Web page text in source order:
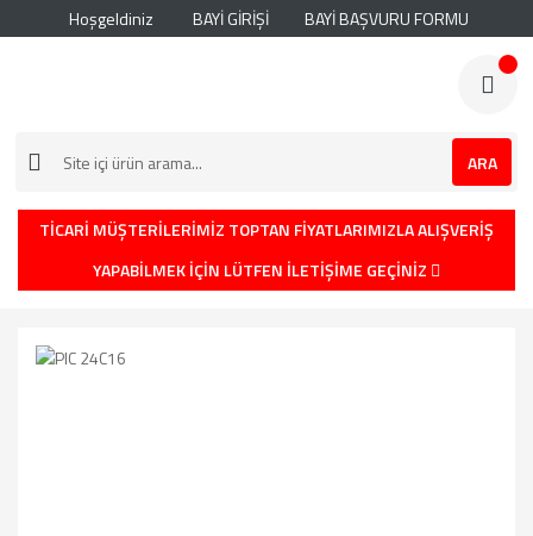
Hoşgeldiniz BAYİ GİRİŞİ BAYİ BAŞVURU FORMU
ARA
TİCARİ MÜŞTERİLERİMİZ TOPTAN FİYATLARIMIZLA ALIŞVERİŞ
YAPABİLMEK İÇİN LÜTFEN İLETİŞİME GEÇİNİZ